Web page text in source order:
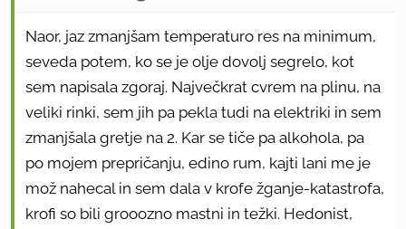
Naor, jaz zmanjšam temperaturo res na minimum,
seveda potem, ko se je olje dovolj segrelo, kot
sem napisala zgoraj. Največkrat cvrem na plinu, na
veliki rinki, sem jih pa pekla tudi na elektriki in sem
zmanjšala gretje na 2. Kar se tiče pa alkohola, pa
po mojem prepričanju, edino rum, kajti lani me je
mož nahecal in sem dala v krofe žganje-katastrofa,
krofi so bili grooozno mastni in težki. Hedonist,